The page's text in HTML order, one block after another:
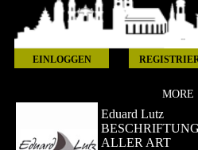
EINLOGGEN
MORE
Eduard Lutz
ALLER ART